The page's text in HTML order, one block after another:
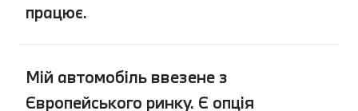
працює.
Мій автомобіль ввезене з
Європейського ринку. Є опція